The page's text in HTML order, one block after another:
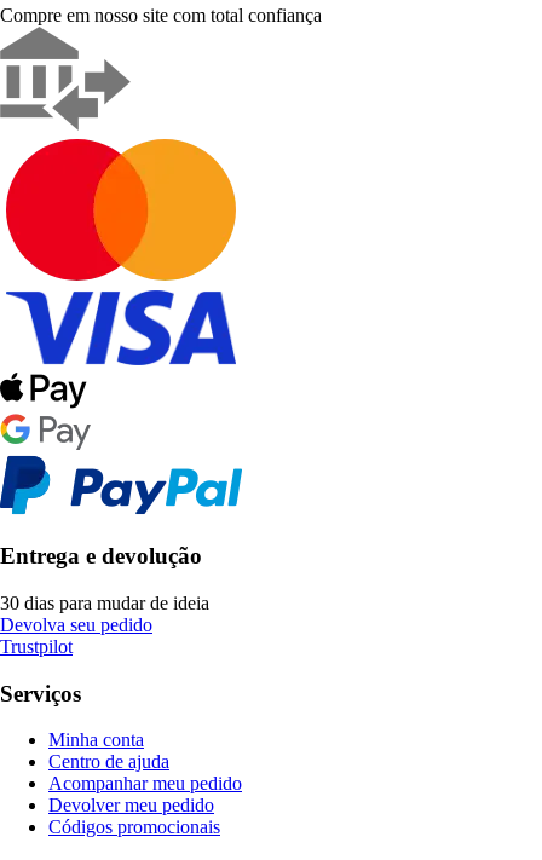
Compre em nosso site com total confiança
Entrega e devolução
30 dias para mudar de ideia
Devolva seu pedido
Trustpilot
Serviços
Minha conta
Centro de ajuda
Acompanhar meu pedido
Devolver meu pedido
Códigos promocionais